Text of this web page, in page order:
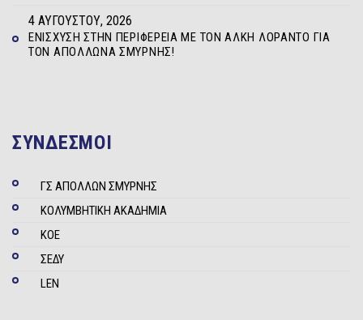
ΕΝΊΣΧΥΣΗ ΣΤΗΝ ΠΕΡΙΦΈΡΕΙΑ ΜΕ ΤΟΝ ΆΛΚΗ ΛΟΡΆΝΤΟ ΓΙΑ
ΤΟΝ ΑΠΌΛΛΩΝΑ ΣΜΎΡΝΗΣ!
4 ΑΥΓΟΎΣΤΟΥ, 2026
ΣΥΝΔΕΣΜΟΙ
ΓΣ ΑΠΟΛΛΩΝ ΣΜΥΡΝΗΣ
ΚΟΛΥΜΒΗΤΙΚΗ ΑΚΑΔΗΜΙΑ
ΚΟΕ
ΣΕΔΥ
LEN